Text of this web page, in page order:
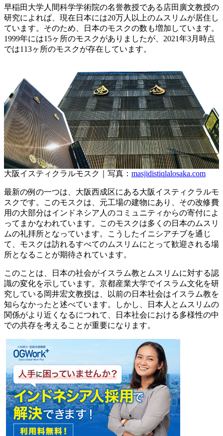
早稲田大学人間科学学術院の名誉教授である店田廣文教授の
研究によれば、現在日本には20万人以上のムスリムが居住し
ています。そのため、日本のモスクの数も増加しています。
1999年には15ヶ所のモスクがありましたが、2021年3月時点
では113ヶ所のモスクが存在しています。
大阪イスティクラルモスク｜写真： masjidistiqlalosaka.com
最新の例の一つは、大阪西成区にある大阪イスティクラルモ
スクです。このモスクは、元工場の建物にあり、その改修費
用の大部分はインドネシア人のコミュニティからの寄付によ
ってまかなわれています。このモスクは多くの日本のムスリ
ムの礼拝所となっています。こうしたイニシアチブを通じ
て、モスクは訪れるすべてのムスリムにとって歓迎される場
所となることが期待されています。
このことは、日本の社会がイスラム教とムスリムに対する認
識の変化を示しています。京都産業大学でイスラム文化を研
究している岡井宏文教授は、以前の日本社会はイスラム教を
知らなかったと述べています。しかし、日本人とムスリムの
関係がより近くなるにつれて、日本社会における多様性の中
での共存を考えることが重要になります。